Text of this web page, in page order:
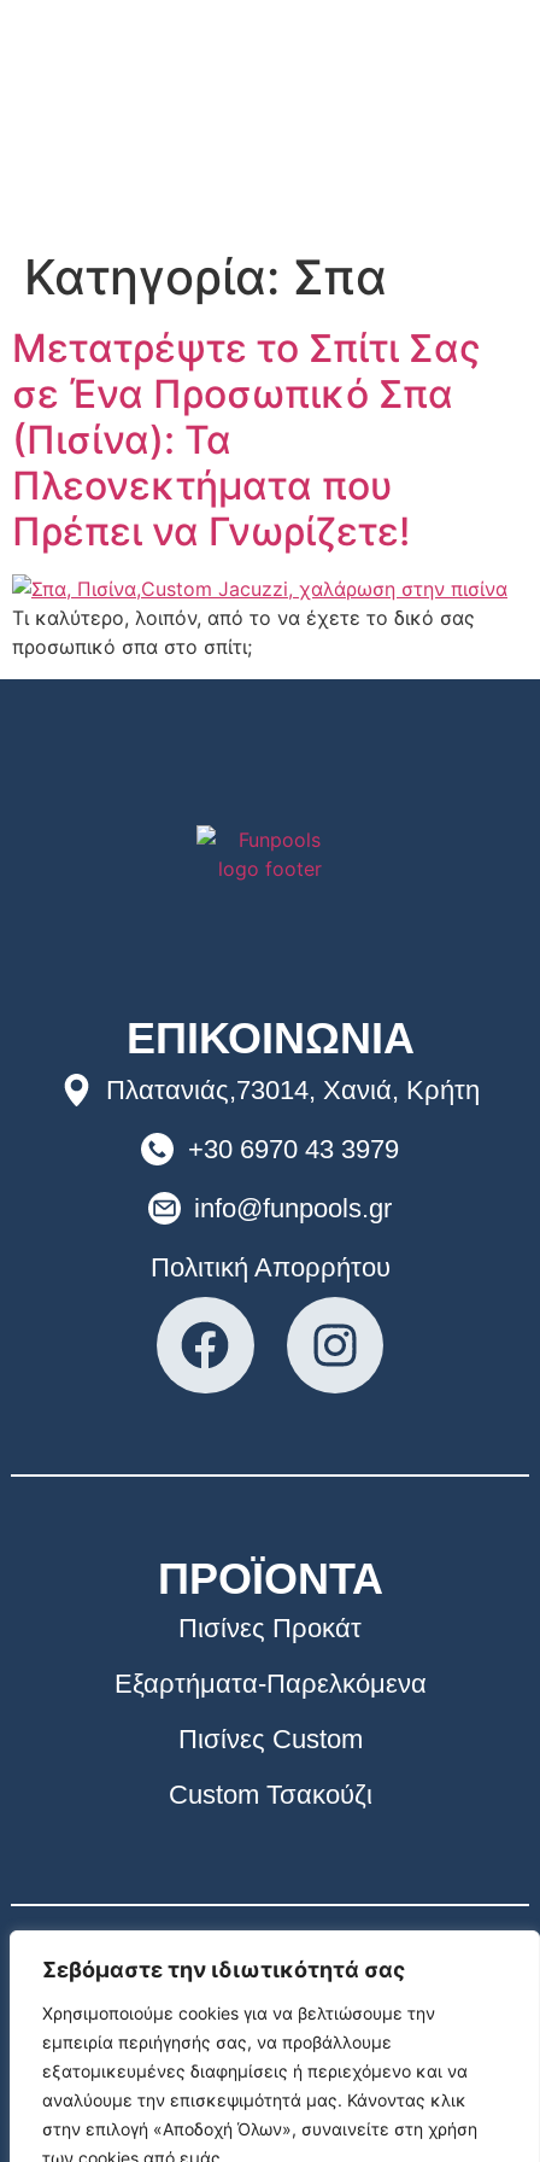
Σεβόμαστε την ιδιωτικότητά σας
Χρησιμοποιούμε cookies για να βελτιώσουμε την
εμπειρία περιήγησής σας, να προβάλλουμε
εξατομικευμένες διαφημίσεις ή περιεχόμενο και να
αναλύουμε την επισκεψιμότητά μας. Κάνοντας κλικ
στην επιλογή «Αποδοχή Όλων», συναινείτε στη χρήση
των cookies από εμάς.
Κατηγορία: Σπα
Μετατρέψτε το Σπίτι Σας
σε Ένα Προσωπικό Σπα
(Πισίνα): Τα
Πλεονεκτήματα που
Πρέπει να Γνωρίζετε!
Τι καλύτερο, λοιπόν, από το να έχετε το δικό σας
προσωπικό σπα στο σπίτι;
ΕΠΙΚΟΙΝΩΝΙΑ
Πλατανιάς,73014, Χανιά, Κρήτη
+30 6970 43 3979
info@funpools.gr
Πολιτική Απορρήτου
ΠΡΟΪΟΝΤΑ
Πισίνες Προκάτ
Εξαρτήματα-Παρελκόμενα
Πισίνες Custom
Custom Τσακούζι
ΣΥΝΕΡΓΑΤΕΣ
Προκατασκευασμένες κατοικίες στην Κρήτη
Η Creteca δραστηριοποιείται από το 2003 στον τομέα των
προκατασκευασμένων ξύλινων οικιών στην Ελλάδα, προσφέροντας